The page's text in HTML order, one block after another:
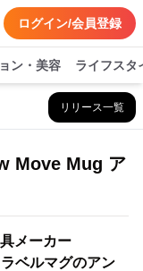
ログイン/会員登録
ン・美容 ライフスタ
リリース一覧
Move Mug ア
メーカー
ベルマグのアン